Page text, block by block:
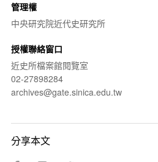
管理權
中央研究院近代史研究所
授權聯絡窗口
近史所檔案館閱覽室
02-27898284
archives@gate.sinica.edu.tw
分享本文